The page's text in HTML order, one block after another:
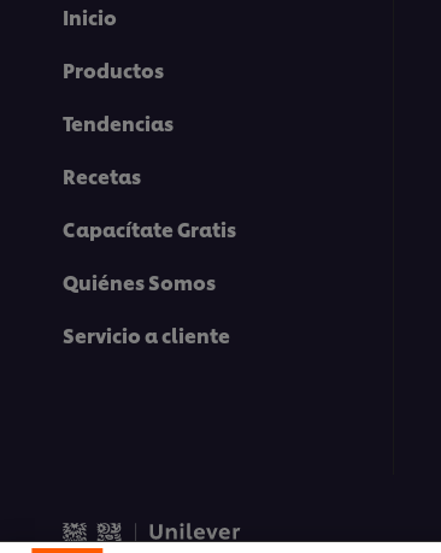
Inicio
Productos
Tendencias
Recetas
Capacítate Gratis
Quiénes Somos
Servicio a cliente